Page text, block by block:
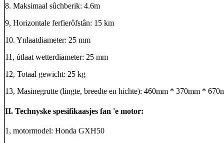
8. Maksimaal sûchberik: 4.6m
9, Horizontale ferfierôfstân: 15 km
10. Ynlaatdiameter: 25 mm
11, útlaat wetterdiameter: 25 mm
12, Totaal gewicht: 25 kg
13, Masinegrutte (lingte, breedte en hichte): 460mm * 370mm *
II. Technyske spesifikaasjes fan 'e motor:
1, motormodel: Honda GXH50